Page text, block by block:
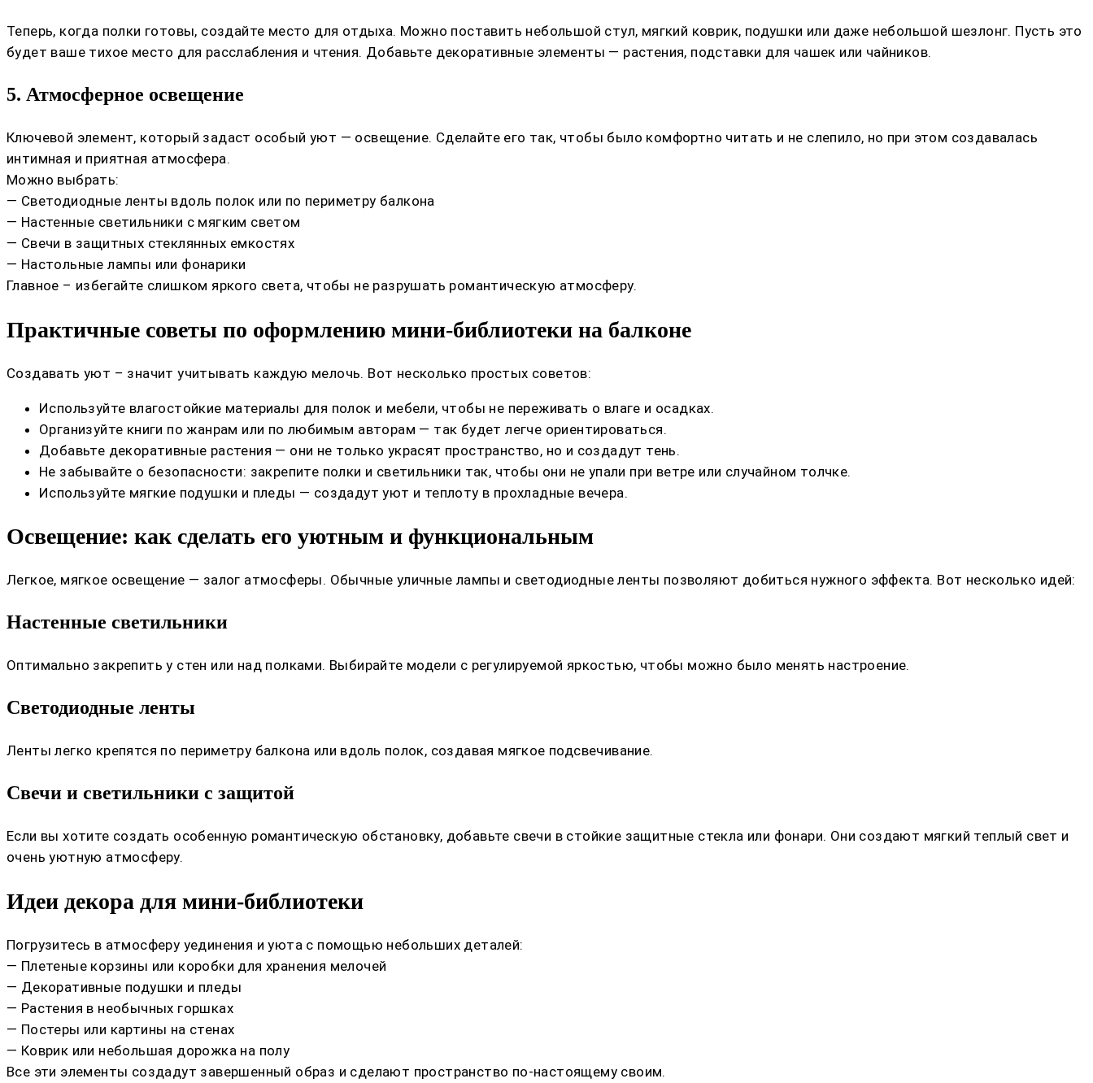
Теперь, когда полки готовы, создайте место для отдыха. Можно поставить небольшой стул, мягкий коврик, подушки или даже небольшой шезлонг. Пусть это
будет ваше тихое место для расслабления и чтения. Добавьте декоративные элементы — растения, подставки для чашек или чайников.
5. Атмосферное освещение
Ключевой элемент, который задаст особый уют — освещение. Сделайте его так, чтобы было комфортно читать и не слепило, но при этом создавалась
интимная и приятная атмосфера.
Можно выбрать:
— Светодиодные ленты вдоль полок или по периметру балкона
— Настенные светильники с мягким светом
— Свечи в защитных стеклянных емкостях
— Настольные лампы или фонарики
Главное – избегайте слишком яркого света, чтобы не разрушать романтическую атмосферу.
Практичные советы по оформлению мини-библиотеки на балконе
Создавать уют – значит учитывать каждую мелочь. Вот несколько простых советов:
Используйте влагостойкие материалы для полок и мебели, чтобы не переживать о влаге и осадках.
Организуйте книги по жанрам или по любимым авторам — так будет легче ориентироваться.
Добавьте декоративные растения — они не только украсят пространство, но и создадут тень.
Не забывайте о безопасности: закрепите полки и светильники так, чтобы они не упали при ветре или случайном толчке.
Используйте мягкие подушки и пледы — создадут уют и теплоту в прохладные вечера.
Освещение: как сделать его уютным и функциональным
Легкое, мягкое освещение — залог атмосферы. Обычные уличные лампы и светодиодные ленты позволяют добиться нужного эффекта. Вот несколько идей:
Настенные светильники
Оптимально закрепить у стен или над полками. Выбирайте модели с регулируемой яркостью, чтобы можно было менять настроение.
Светодиодные ленты
Ленты легко крепятся по периметру балкона или вдоль полок, создавая мягкое подсвечивание.
Свечи и светильники с защитой
Если вы хотите создать особенную романтическую обстановку, добавьте свечи в стойкие защитные стекла или фонари. Они создают мягкий теплый свет и
очень уютную атмосферу.
Идеи декора для мини-библиотеки
Погрузитесь в атмосферу уединения и уюта с помощью небольших деталей:
— Плетеные корзины или коробки для хранения мелочей
— Декоративные подушки и пледы
— Растения в необычных горшках
— Постеры или картины на стенах
— Коврик или небольшая дорожка на полу
Все эти элементы создадут завершенный образ и сделают пространство по-настоящему своим.